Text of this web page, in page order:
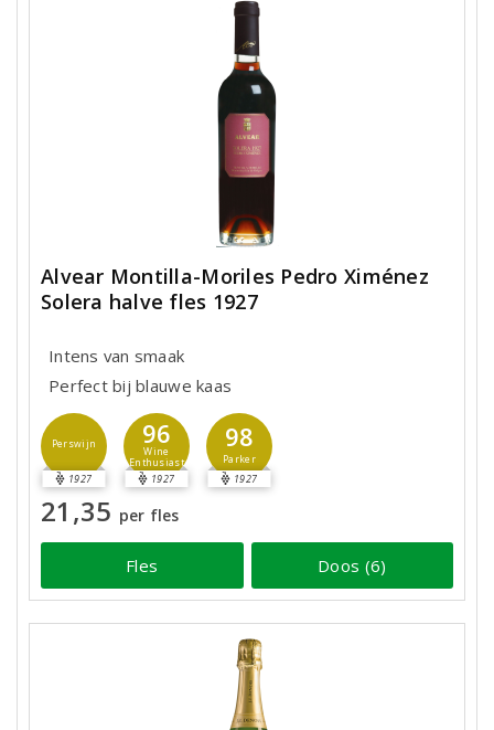
Alvear Montilla-Moriles Pedro Ximénez
Solera halve fles 1927
Intens van smaak
Perfect bij blauwe kaas
Perswijn
1927
96
Wine
Enthusiast
1927
98
Parker
1927
21,35 per fles
Fles Doos (6)